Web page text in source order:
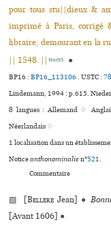
pour tous stu||dieux &
imprimé à Paris, corrigé
libraire, demourant en la
|| 1548. ||
Niede95 ●
BP16 :BP16_113106.USTC :
Lindemann, 1994 : p.615.
8 langues :Allemand ♢
Néerlandais ♢
1 localisation dans un
Noticeanthonominalien°521.
Commentaire
▨ [Bellère Jean] ●
[Avant 1606] ●